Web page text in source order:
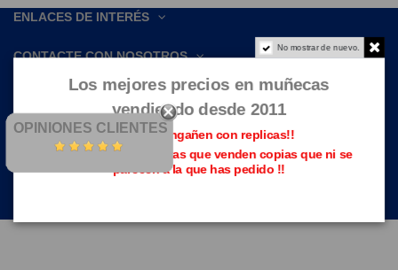
ENLACES DE INTERÉS
CONTACTE CON NOSOTROS
OPINIONES CLIENTES
No mostrar de nuevo.
Los mejores precios en muñecas
vendiendo desde 2011
Que no te engañen con replicas!!
Evita las páginas piratas que venden copias que ni se
parecen a la que has pedido !!